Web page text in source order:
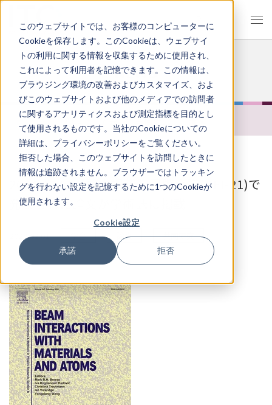
このウェブサイトでは、お客様のコンピューターに
Cookieを保存します。このCookieは、ウェブサイ
トの利用に関する情報を収集するために使用され、
これによって利用者を記憶できます。この情報は、
ブラウジング環境の改善およびカスタマイズ、およ
びこのウェブサイトおよび他のメディアでの訪問者
に関するアナリティクスおよび測定指標を目的とし
て使用されるものです。当社のCookieについての
詳細は、プライバシーポリシーをご覧ください。
拒否した場合、このウェブサイトを訪問したときに
情報は追跡されません。ブラウザーではトラッキン
グを行わない設定を記憶するために1つのCookieが
使用されます。
Cookie設定
承諾 拒否
JP
NEWS
ALL 学会 共同研究 論文
2024.02.01【論文掲載】国際会議(REI-21)で
発表された論文が学術誌に掲載
2024.02.01 学会 論文 共同研究